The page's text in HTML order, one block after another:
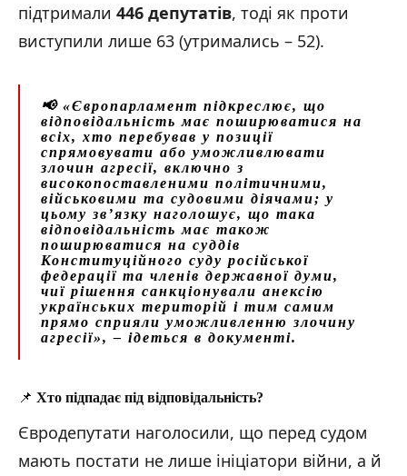
підтримали 446 депутатів, тоді як проти
виступили лише 63 (утримались – 52).
📢 «Європарламент підкреслює, що
відповідальність має поширюватися на
всіх, хто перебував у позиції
спрямовувати або уможливлювати
злочин агресії, включно з
високопоставленими політичними,
військовими та судовими діячами; у
цьому зв’язку наголошує, що така
відповідальність має також
поширюватися на суддів
Конституційного суду російської
федерації та членів державної думи,
чиї рішення санкціонували анексію
українських територій і тим самим
прямо сприяли уможливленню злочину
агресії»,– ідеться в документі.
📌 Хто підпадає під відповідальність?
Євродепутати наголосили, що перед судом
мають постати не лише ініціатори війни, а й